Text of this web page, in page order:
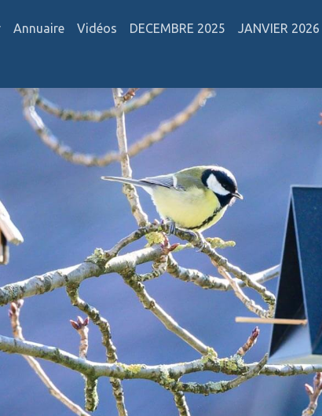
Annuaire Vidéos DECEMBRE 2025 JANVIER 2026